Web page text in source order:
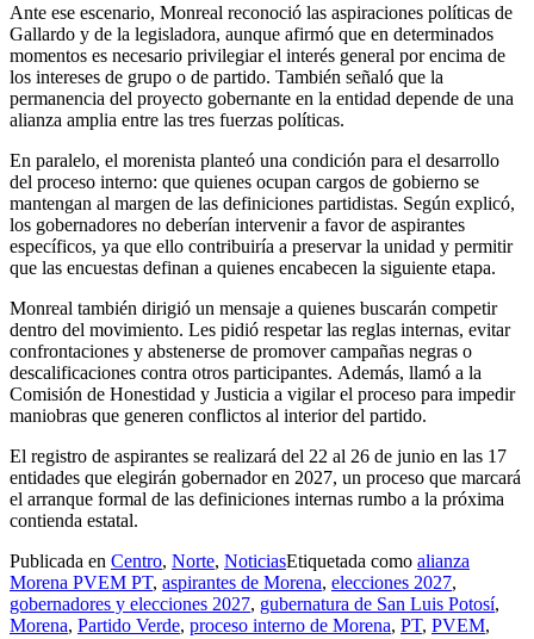
Ante ese escenario, Monreal reconoció las aspiraciones políticas de
Gallardo y de la legisladora, aunque afirmó que en determinados
momentos es necesario privilegiar el interés general por encima de
los intereses de grupo o de partido. También señaló que la
permanencia del proyecto gobernante en la entidad depende de una
alianza amplia entre las tres fuerzas políticas.
En paralelo, el morenista planteó una condición para el desarrollo
del proceso interno: que quienes ocupan cargos de gobierno se
mantengan al margen de las definiciones partidistas. Según explicó,
los gobernadores no deberían intervenir a favor de aspirantes
específicos, ya que ello contribuiría a preservar la unidad y permitir
que las encuestas definan a quienes encabecen la siguiente etapa.
Monreal también dirigió un mensaje a quienes buscarán competir
dentro del movimiento. Les pidió respetar las reglas internas, evitar
confrontaciones y abstenerse de promover campañas negras o
descalificaciones contra otros participantes. Además, llamó a la
Comisión de Honestidad y Justicia a vigilar el proceso para impedir
maniobras que generen conflictos al interior del partido.
El registro de aspirantes se realizará del 22 al 26 de junio en las 17
entidades que elegirán gobernador en 2027, un proceso que marcará
el arranque formal de las definiciones internas rumbo a la próxima
contienda estatal.
Publicada en Centro, Norte, NoticiasEtiquetada como alianza
Morena PVEM PT, aspirantes de Morena, elecciones 2027,
gobernadores y elecciones 2027, gubernatura de San Luis Potosí,
Morena, Partido Verde, proceso interno de Morena, PT, PVEM,